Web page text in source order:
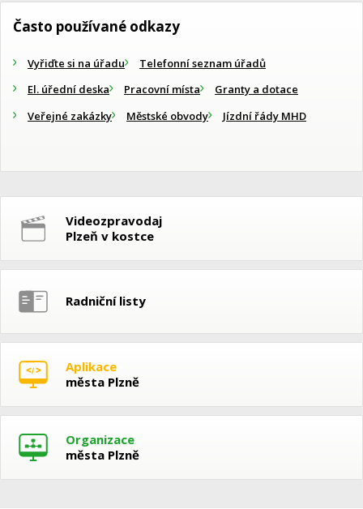
Často používané odkazy
Vyřiďte si na úřadu
Telefonní seznam úřadů
El. úřední deska
Pracovní místa
Granty a dotace
Veřejné zakázky
Městské obvody Jízdní řády MHD
Videozpravodaj
Plzeň v kostce
Radniční listy
Aplikace
města Plzně
Organizace
města Plzně